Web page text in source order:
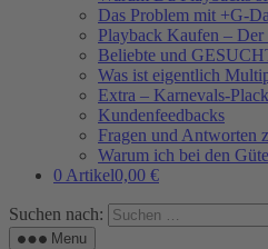
Das Problem mit +G-
Playback Kaufen – Der
Beliebte und
Was ist eigentlich
Extra – Karnevals-
Kundenfeedbacks
Fragen und Antworten
Warum ich bei den
0 Artikel0,00 €
Suchen nach:
Menu